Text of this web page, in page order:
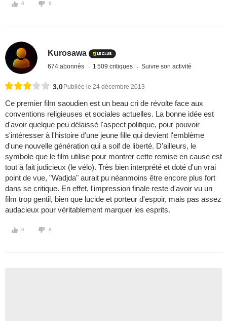
0 0
Kurosawa
674 abonnés 1 509 critiques Suivre son activité
3,0 Publiée le 24 décembre 2013
Ce premier film saoudien est un beau cri de révolte face aux
conventions religieuses et sociales actuelles. La bonne idée est
d'avoir quelque peu délaissé l'aspect politique, pour pouvoir
s'intéresser à l'histoire d'une jeune fille qui devient l'emblème
d'une nouvelle génération qui a soif de liberté. D'ailleurs, le
symbole que le film utilise pour montrer cette remise en cause est
tout à fait judicieux (le vélo). Très bien interprété et doté d'un vrai
point de vue, "Wadjda" aurait pu néanmoins être encore plus fort
dans se critique. En effet, l'impression finale reste d'avoir vu un
film trop gentil, bien que lucide et porteur d'espoir, mais pas assez
audacieux pour véritablement marquer les esprits.
0 0